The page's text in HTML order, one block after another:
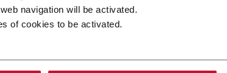
navigation will be activated.
of cookies to be activated.
in tutto il mondo, i
aspetto identico o del